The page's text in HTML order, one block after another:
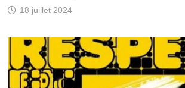
18 juillet 2024